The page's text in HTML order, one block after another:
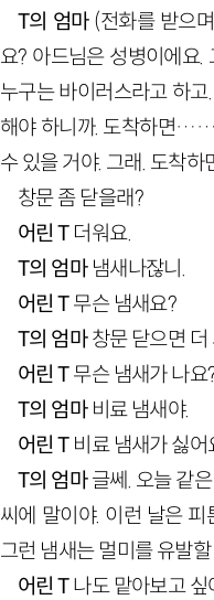
T의 엄마(전화를 받으
요? 아드님은 성병이에요
누구는 바이러스라고 하
해야 하니까. 도착하면……
수 있을 거야. 그래. 도착하
창문 좀 닫을래?
어린 T더워요.
T의 엄마냄새나잖니.
어린 T무슨 냄새요?
T의 엄마창문 닫으면 더
어린 T무슨 냄새가 나요
T의 엄마비료 냄새야.
어린 T비료 냄새가 싫어
T의 엄마글쎄. 오늘 같
씨에 말이야. 이런 날은
그런 냄새는 멀미를 유발
어린 T나도 맡아보고 싶